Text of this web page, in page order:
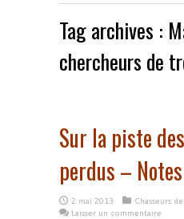
Tag archives :
chercheurs de
Sur la piste
perdus –
2 mai 2013
Chasseurs
Laisser un commentaire